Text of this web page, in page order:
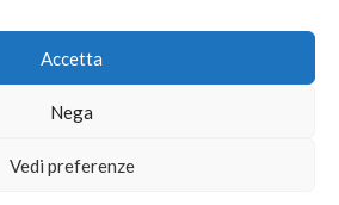
Accetta
Nega
Vedi preferenze
INFO@KDIKUORE.COM